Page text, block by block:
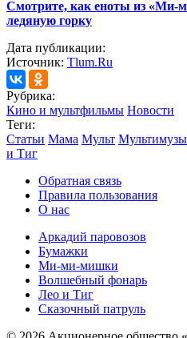
Смотрите, как еноты из «Ми-
ледяную горку
Дата публикации:
Источник: Tlum.Ru
Рубрика:
Кино и мультфильмы Новости
Теги:
Статьи Мама Мульт
и Тиг
Обратная связь
Правила пользования
О нас
Аркадий паровозов
Бумажки
Ми-ми-мишки
Волшебный фонарь
Лео и Тиг
Сказочный патруль